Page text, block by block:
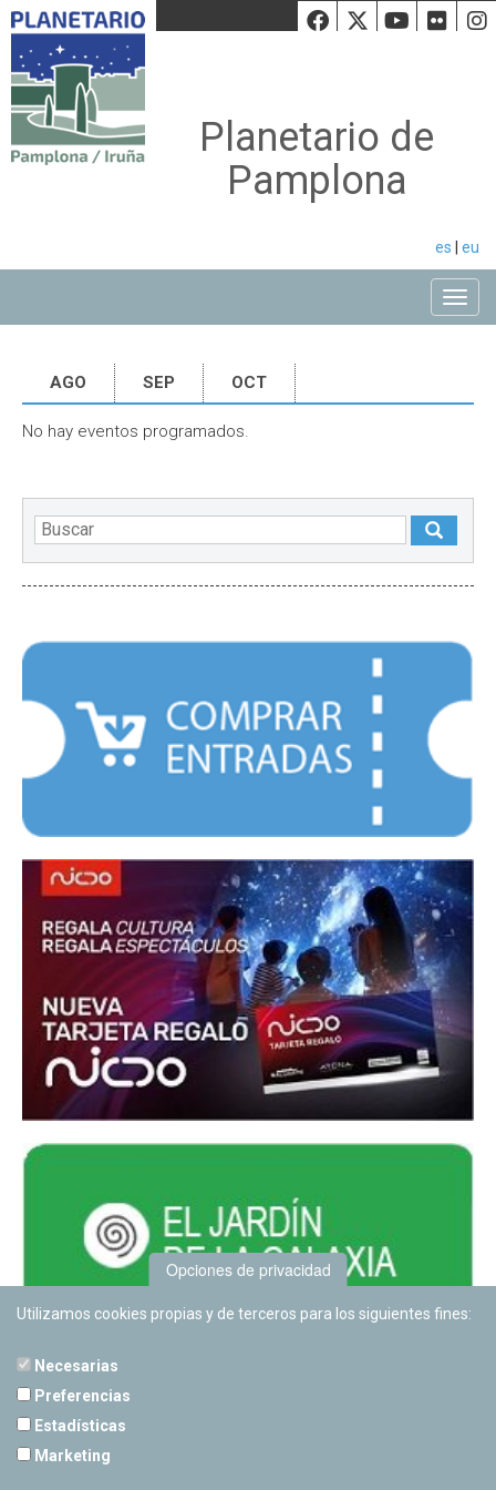
Facebook
Twiiter
Planetario de
Pamplona
es eu
AGO SEP OCT
No hay eventos programados.
Opciones de privacidad
Utilizamos cookies propias y de terceros para los siguientes fines:
Necesarias
Preferencias
Estadísticas
Marketing